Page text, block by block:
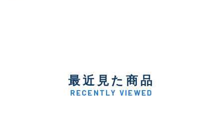
最近見た商品
RECENTLY VIEWED